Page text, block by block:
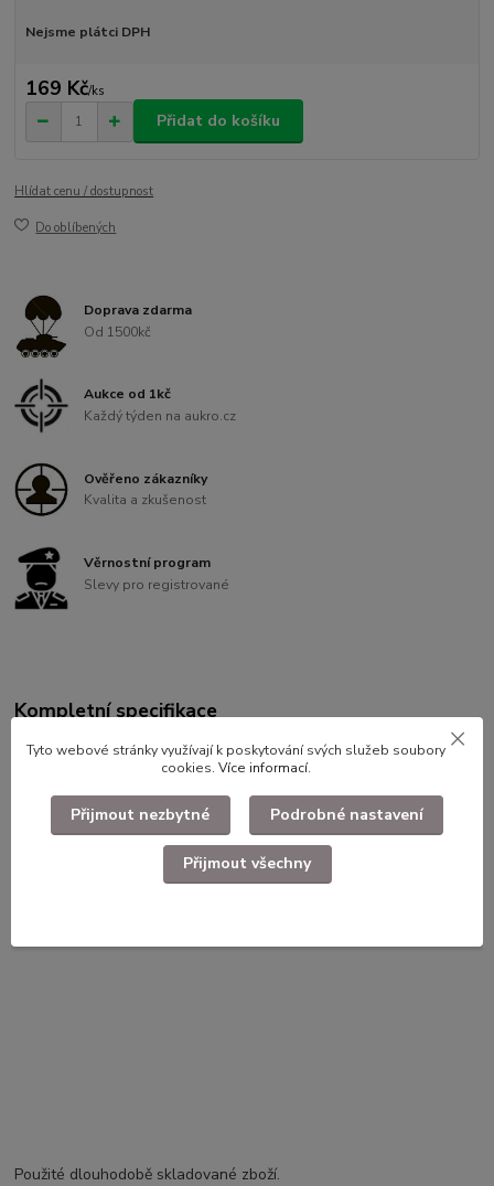
Nejsme plátci DPH
169 Kč/ks
Přidat do košíku
Hlídat cenu / dostupnost
Do oblíbených
Doprava zdarma
Od 1500kč
Aukce od 1kč
Každý týden na aukro.cz
Ověřeno zákazníky
Kvalita a zkušenost
Věrnostní program
Slevy pro registrované
Kompletní specifikace
Nášivka US army škola signalizačního vojska
Použité dlouhodobě skladované zboží.
Tyto webové stránky využívají k poskytování svých služeb soubory
cookies. Více informací.
Přijmout nezbytné Podrobné nastavení
Přijmout všechny